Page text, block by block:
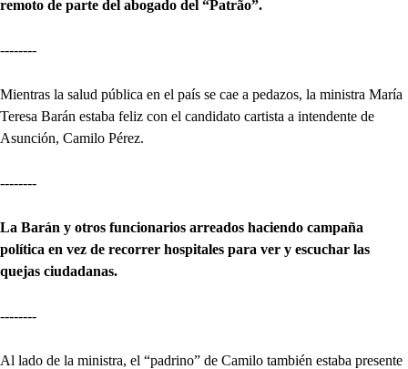
remoto de parte del abogado del “Patrão”.
--------
Mientras la salud pública en el país se cae a pedazos, la ministra María
Teresa Barán estaba feliz con el candidato cartista a intendente de
Asunción, Camilo Pérez.
--------
La Barán y otros funcionarios arreados haciendo campaña
política en vez de recorrer hospitales para ver y escuchar las
quejas ciudadanas.
--------
Al lado de la ministra, el “padrino” de Camilo también estaba presente